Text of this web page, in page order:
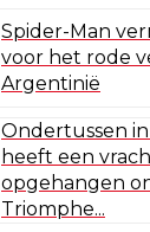
Spider-Man
voor het rode
Argentinië
Ondertussen in
heeft een
opgehangen
Triomphe...